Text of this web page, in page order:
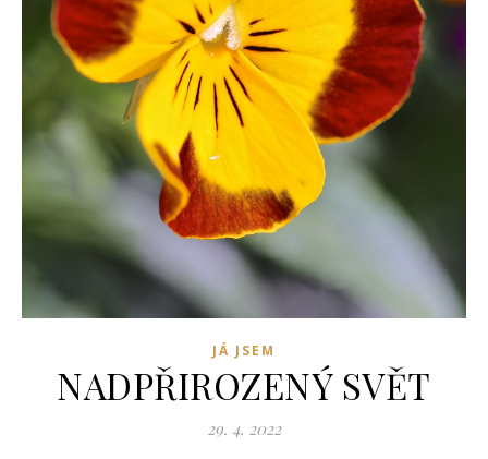
JÁ JSEM
NADPŘIROZENÝ SVĚT
29. 4. 2022